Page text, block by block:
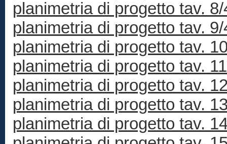
planimetria di progetto tav.
planimetria di progetto tav.
planimetria di progetto tav.
planimetria di progetto tav.
planimetria di progetto tav.
planimetria di progetto tav.
planimetria di progetto tav.